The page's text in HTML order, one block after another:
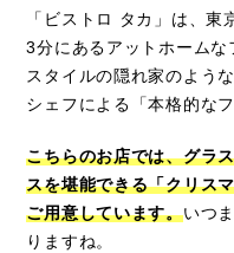
「ビストロ タカ」は、
3分にあるアットホーム
スタイルの隠れ家のよう
シェフによる「本格的な
こちらのお店では、グラ
スを堪能できる「クリス
ご用意しています。いつ
りますね。